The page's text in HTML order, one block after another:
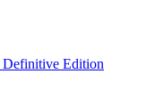
Edition